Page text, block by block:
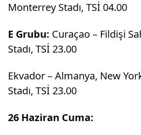
Monterrey Stadı, TSİ 04.00
E Grubu: Curaçao – Fildişi
Stadı, TSİ 23.00
Ekvador – Almanya, New
Stadı, TSİ 23.00
26 Haziran Cuma: